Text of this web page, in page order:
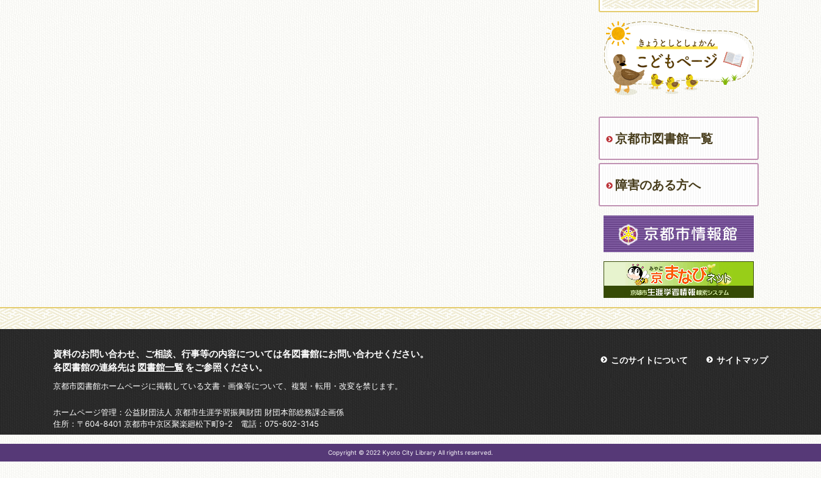
京都市図書館一覧
障害のある方へ
このサイトについて サイトマップ
資料のお問い合わせ、ご相談、行事等の内容については各図書館にお問い合わせください。
各図書館の連絡先は 図書館一覧 をご参照ください。
京都市図書館ホームページに掲載している文書・画像等について、複製・転用・改変を禁じます。
ホームページ管理：公益財団法人 京都市生涯学習振興財団 財団本部総務課企画係
住所：〒604-8401 京都市中京区聚楽廻松下町9-2 電話：075-802-3145
Copyright © 2022 Kyoto City Library All rights reserved.